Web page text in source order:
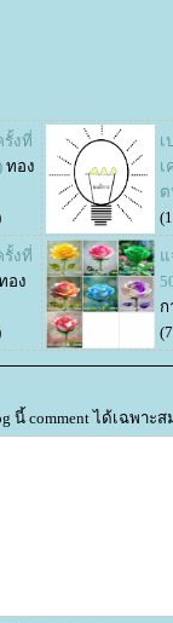
งที่
ทอง
งที่
อง
นี้ comment ได้เฉพาะ